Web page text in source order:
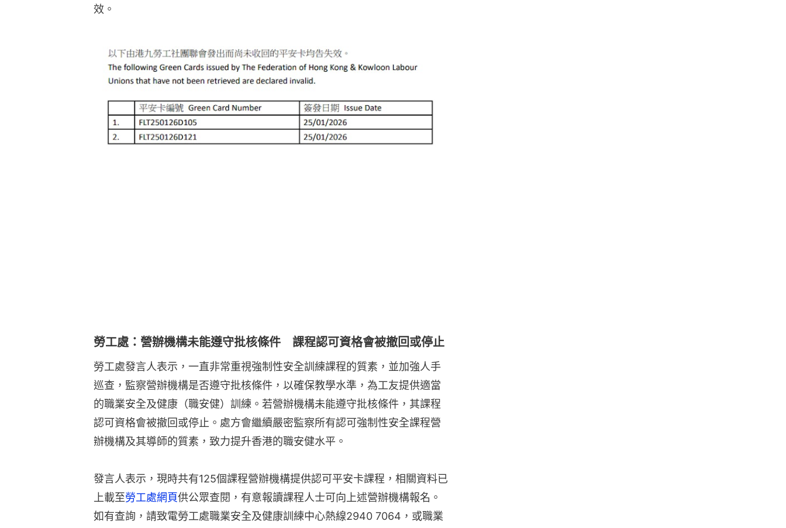
效。
勞工處：營辦機構未能遵守批核條件 課程認可資格會被撤回或停止
勞工處發言人表示，一直非常重視強制性安全訓練課程的質素，並加強人手
巡查，監察營辦機構是否遵守批核條件，以確保教學水準，為工友提供適當
的職業安全及健康（職安健）訓練。若營辦機構未能遵守批核條件，其課程
認可資格會被撤回或停止。處方會繼續嚴密監察所有認可強制性安全課程營
辦機構及其導師的質素，致力提升香港的職安健水平。
發言人表示，現時共有125個課程營辦機構提供認可平安卡課程，相關資料已
上載至勞工處網頁供公眾查閱，有意報讀課程人士可向上述營辦機構報名。
如有查詢，請致電勞工處職業安全及健康訓練中心熱線2940 7064，或職業